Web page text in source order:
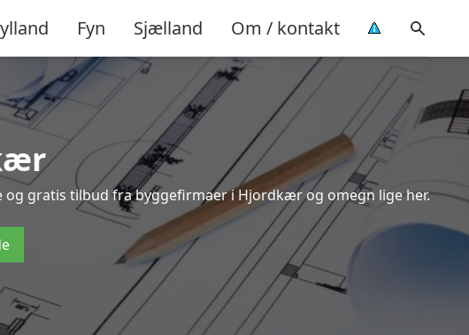
Fyn Sjælland Om / kontakt
gratis tilbud fra byggefirmaer i Hjordkær og omegn lige her.